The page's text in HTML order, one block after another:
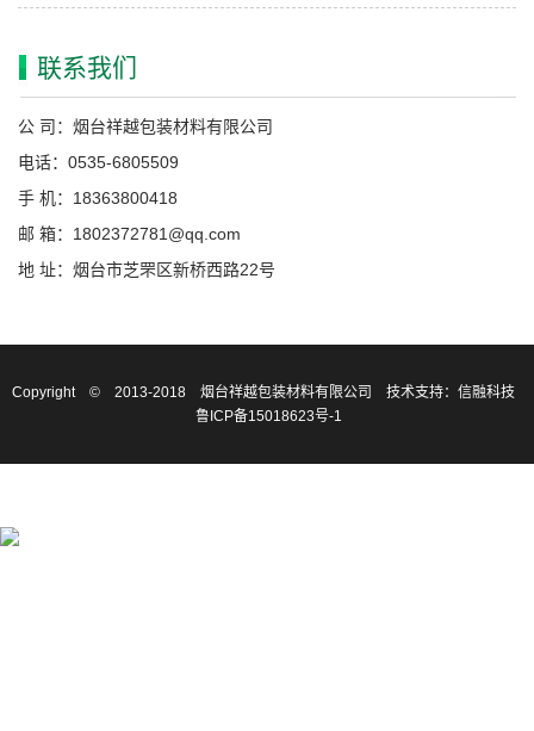
联系我们
公 司：烟台祥越包装材料有限公司
电话：0535-6805509
手 机：18363800418
邮 箱：1802372781@qq.com
地 址：烟台市芝罘区新桥西路22号
Copyright © 2013-2018 烟台祥越包装材料有限公司
技术支持：信融科技
鲁ICP备15018623号-1